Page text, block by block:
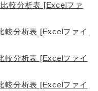
較分析表 [Excelファ
較分析表 [Excelファイ
較分析表 [Excelファイ
較分析表 [Excelファイ